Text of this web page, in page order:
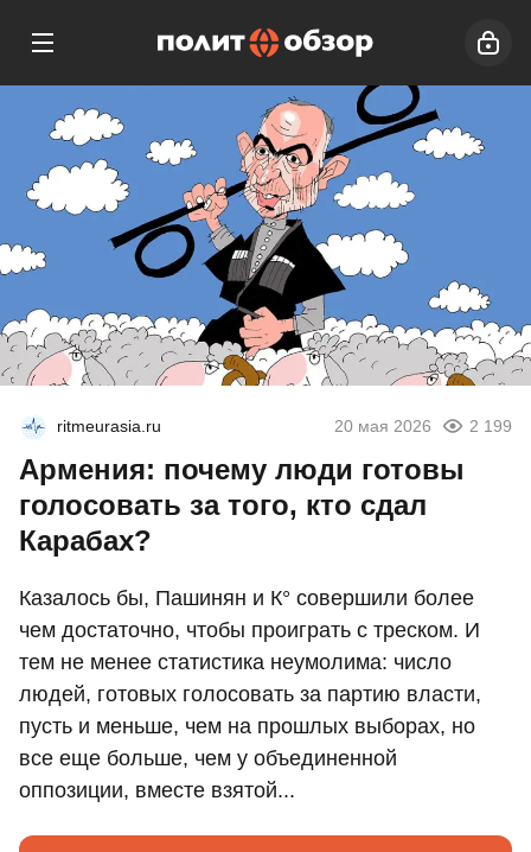
ritmeurasia.ru 20 мая 2026 2 199
Армения: почему люди готовы
голосовать за того, кто сдал
Карабах?
Казалось бы, Пашинян и К° совершили более
чем достаточно, чтобы проиграть с треском. И
тем не менее статистика неумолима: число
людей, готовых голосовать за партию власти,
пусть и меньше, чем на прошлых выборах, но
все еще больше, чем у объединенной
оппозиции, вместе взятой...